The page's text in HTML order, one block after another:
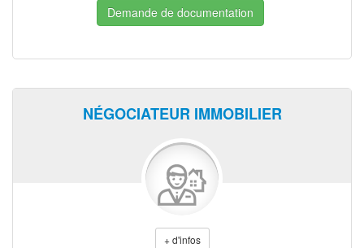
Demande de documentation
NÉGOCIATEUR IMMOBILIER
+ d'infos